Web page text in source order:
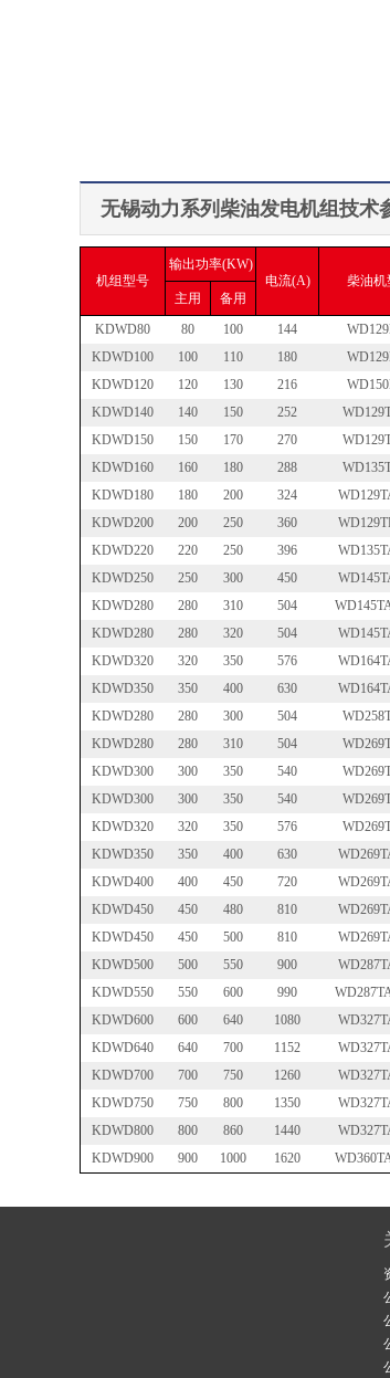
无锡动力系列柴油发电机组技术
机组型号
输出功率(KW)
电流(A)
柴油机
主用
备用
KDWD80
80 100 144
KDWD100
100 110 180
KDWD120
120 130 216
KDWD140
140 150 252
KDWD150
150 170 270
KDWD160
160 180 288
KDWD180
180 200 324
KDWD200
200 250 360
KDWD220
220 250 396
KDWD250
250 300 450
KDWD280
280 310 504
KDWD280
280 320 504
KDWD320
320 350 576
KDWD350
350 400 630
KDWD280
280 300 504
KDWD280
280 310 504
KDWD300
300 350 540
KDWD300
300 350 540
KDWD320
320 350 576
KDWD350
350 400 630
KDWD400
400 450 720
KDWD450
450 480 810
KDWD450
450 500 810
KDWD500
500 550 900
KDWD550
550 600 990
KDWD600
600 640 1080
KDWD640
640 700 1152
KDWD700
700 750 1260
KDWD750
750 800 1350
KDWD800
800 860 1440
KDWD900
900 1000 1620